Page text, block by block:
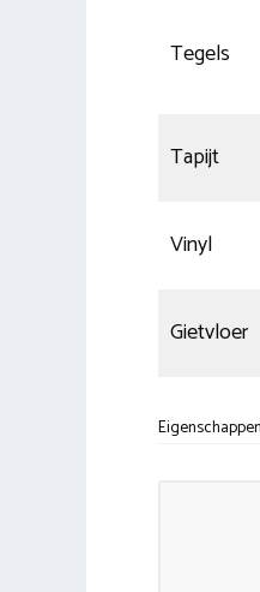
Tegels
Tapijt
Vinyl
Gietvloer